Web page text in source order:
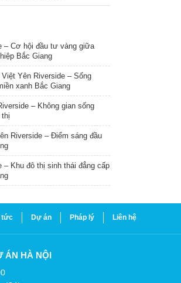
– Cơ hội đầu tư vàng giữa
Bắc Giang
Yên Riverside – Sống
xanh Bắc Giang
– Không gian sống
Riverside – Điểm sáng đầu
– Khu đô thị sinh thái đẳng cấp
tức Dự án Pháp lý Liên hệ
ÁN HÀ NỘI